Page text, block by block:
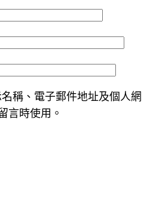
稱、電子郵件地址及個人網
言時使用。